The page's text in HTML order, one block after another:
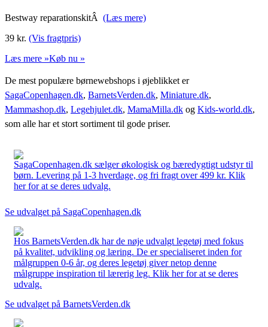
Bestway reparationskitÂ (Læs mere)
39 kr. (Vis fragtpris)
Læs mere »Køb nu »
De mest populære børnewebshops i øjeblikket er
SagaCopenhagen.dk, BarnetsVerden.dk, Miniature.dk,
Mammashop.dk, Legehjulet.dk, MamaMilla.dk og Kids-world.dk,
som alle har et stort sortiment til gode priser.
SagaCopenhagen.dk sælger økologisk og bæredygtigt udstyr til
børn. Levering på 1-3 hverdage, og fri fragt over 499 kr. Klik
her for at se deres udvalg.
Se udvalget på SagaCopenhagen.dk
Hos BarnetsVerden.dk har de nøje udvalgt legetøj med fokus
på kvalitet, udvikling og læring. De er specialiseret inden for
målgruppen 0-6 år, og deres legetøj giver netop denne
målgruppe inspiration til lærerig leg. Klik her for at se deres
udvalg.
Se udvalget på BarnetsVerden.dk